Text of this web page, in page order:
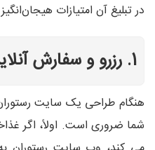
در تبلیغ آن امتیازات
1. رزرو و سفارش آنلاین را در نظر بگیرید
هنگام طراحی یک سایت
شما ضروری است. اولاً، اگر